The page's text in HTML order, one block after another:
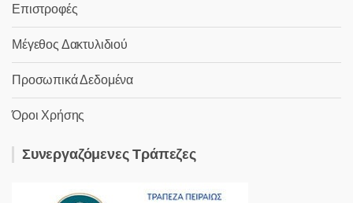
Επιστροφές
Μέγεθος Δακτυλιδιού
Προσωπικά Δεδομένα
Όροι Χρήσης
Συνεργαζόμενες Τράπεζες